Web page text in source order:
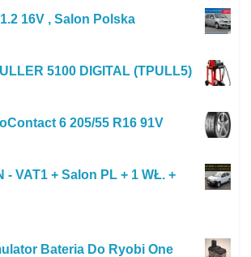
16V , Salon Polska
5100 DIGITAL (TPULL5)
6 205/55 R16 91V
- VAT1 + Salon PL + 1 WŁ. +
Bateria Do Ryobi One